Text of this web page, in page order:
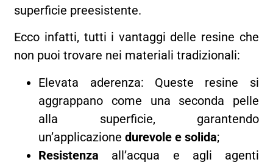
superficie preesistente.
Ecco infatti, tutti i vantaggi delle resine che
non puoi trovare nei materiali tradizionali:
Elevata aderenza: Queste resine si
aggrappano come una seconda pelle
alla superficie, garantendo
un’applicazionedurevole e solida;
Resistenza all’acqua e agli agenti